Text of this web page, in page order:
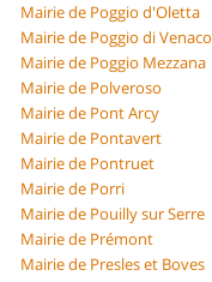
Mairie de Poggio d'Oletta
Mairie de Poggio di Venaco
Mairie de Poggio Mezzana
Mairie de Polveroso
Mairie de Pont Arcy
Mairie de Pontavert
Mairie de Pontruet
Mairie de Porri
Mairie de Pouilly sur Serre
Mairie de Prémont
Mairie de Presles et Boves